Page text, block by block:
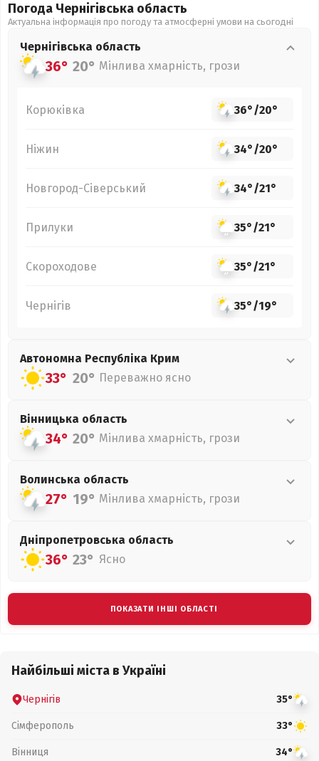
Погода Чернігівська область
Актуальна інформація про погоду та атмосферні умови на сьогодні
Чернігівська область
36° 20° Мінлива хмарність, грози
Корюківка 36°/20°
Ніжин 34°/20°
Новгород-Сіверський 34°/21°
Прилуки 35°/21°
Скороходове 35°/21°
Чернігів 35°/19°
Автономна Республіка Крим
33° 20° Переважно ясно
Вінницька область
34° 20° Мінлива хмарність, грози
Волинська область
27° 19° Мінлива хмарність, грози
Дніпропетровська область
36° 23° Ясно
ПОКАЗАТИ ІНШІ ОБЛАСТІ
Найбільші міста в Україні
Чернігів 35°
Сімферополь 33°
Вінниця 34°